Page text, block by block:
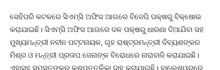
ସେହିପରି କଟକରେ ସିଏମ୍‌ସି ଅଫିସ ଆଗରେ ବିଜେପି ପକ୍ଷରୁ ବିକ୍ଷୋଭ
କରାଯାଇଛି। ସିଏମ୍‌ସି ଅଫିସ ଆଗରେ ଦଳ ପକ୍ଷରୁ ଧାରଣା ଦିଆଯିବା ସହ
ମୁଖ୍ୟମନ୍ତ୍ରୀ ନବୀନ ପଟ୍ଟନାୟକ, ଗୃହ ରାଷ୍ଟ୍ରମନ୍ତ୍ରୀ ଦିବ୍ୟଶଙ୍କର
ମିଶ୍ର ଓ ମନ୍ତ୍ରୀ ପ୍ରତାପ ଜେନାଙ୍କ ବିରୋଧରେ ନାରାବାଜି କରାଯାଇଛି।
ଏହାସହ ସମସ୍ତଙ୍କର କୁଶପୁତ୍ତଳିକା ଦାହ କରାଯାଇଛି। ବାଲେଶ୍ୱରରେ